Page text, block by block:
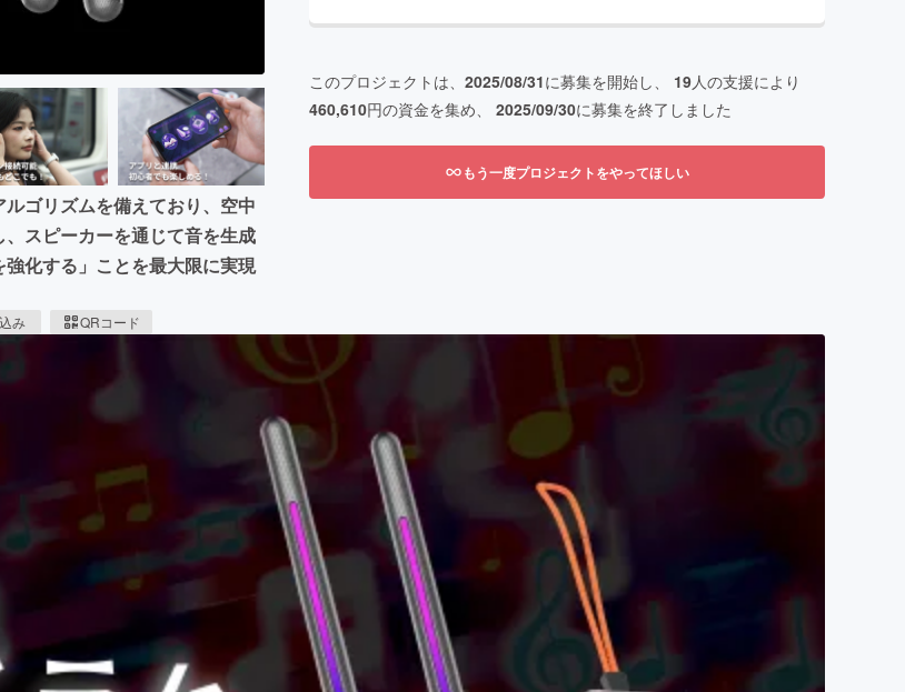
ゴリズムを備えており、空中
スピーカーを通じて音を生成
化する」ことを最大限に実現
み QRコード
このプロジェクトは、 2025/08/31に募集を開始し、 19人の支援により
460,610円の資金を集め、 2025/09/30に募集を終了しました
もう一度プロジェクトをやってほしい